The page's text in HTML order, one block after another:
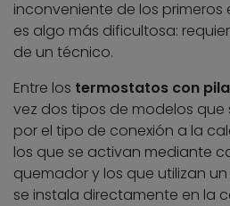
inconveniente de los primeros
es algo más dificultosa:
de un técnico.
Entre los termostatos con
vez dos tipos de modelos que
por el tipo de conexión a la
los que se activan mediante
quemador y los que utilizan
se instala directamente en la